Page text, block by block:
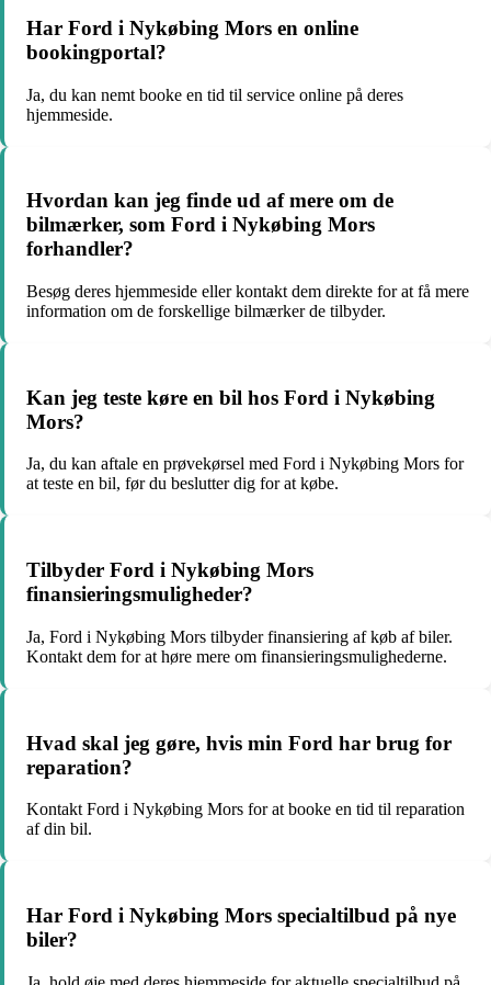
Har Ford i Nykøbing Mors en online
bookingportal?
Ja, du kan nemt booke en tid til service online på deres
hjemmeside.
Hvordan kan jeg finde ud af mere om de
bilmærker, som Ford i Nykøbing Mors
forhandler?
Besøg deres hjemmeside eller kontakt dem direkte for at få mere
information om de forskellige bilmærker de tilbyder.
Kan jeg teste køre en bil hos Ford i Nykøbing
Mors?
Ja, du kan aftale en prøvekørsel med Ford i Nykøbing Mors for
at teste en bil, før du beslutter dig for at købe.
Tilbyder Ford i Nykøbing Mors
finansieringsmuligheder?
Ja, Ford i Nykøbing Mors tilbyder finansiering af køb af biler.
Kontakt dem for at høre mere om finansieringsmulighederne.
Hvad skal jeg gøre, hvis min Ford har brug for
reparation?
Kontakt Ford i Nykøbing Mors for at booke en tid til reparation
af din bil.
Har Ford i Nykøbing Mors specialtilbud på nye
biler?